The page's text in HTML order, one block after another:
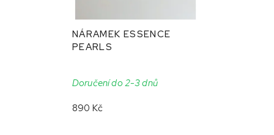
NÁRAMEK ESSENCE
PEARLS
Doručení do 2-3 dnů
890 Kč